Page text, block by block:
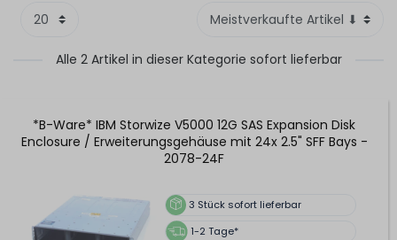
Alle 2 Artikel in dieser Kategorie sofort lieferbar
*B-Ware* IBM Storwize V5000 12G SAS Expansion Disk
Enclosure / Erweiterungsgehäuse mit 24x 2.5" SFF Bays -
2078-24F
3 Stück sofort lieferbar
1-2 Tage*